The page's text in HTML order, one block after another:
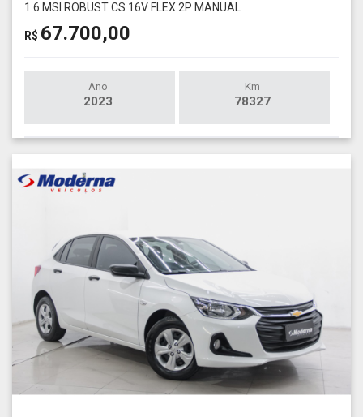
1.6 MSI ROBUST CS 16V FLEX 2P MANUAL
R$ 67.700,00
Ano
2023
Km
78327